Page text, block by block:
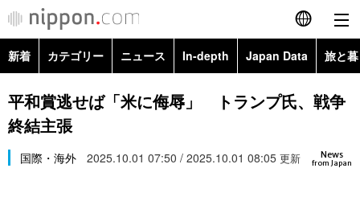
English
简体字
カテゴリー
新着 カテゴリー ニュース In-depth Japan Data 旅と
政治・外交
経済・ビジネス
Topics
平和賞逃せば「米に侮辱」 トランプ氏、戦争
終結主張
News
from Japan
国際・海外 2025.10.01 07:50 / 2025.10.01 08:05 更新